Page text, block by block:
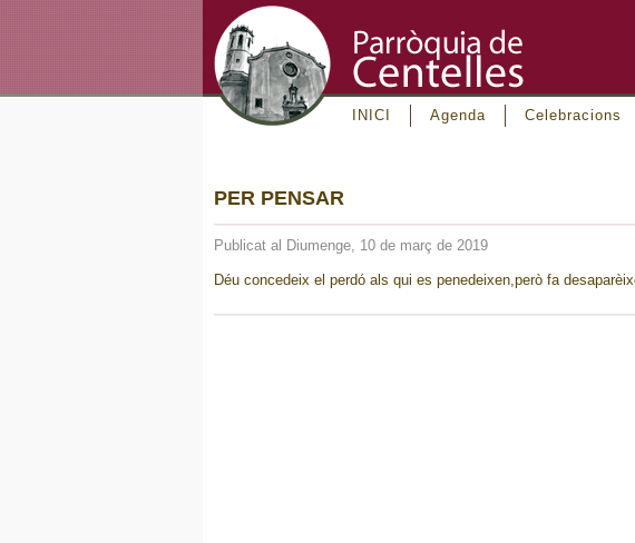
INICI Agenda Celebracions
PER PENSAR
Publicat al Diumenge, 10 de març de 2019
Déu concedeix el perdó als qui es penedeixen,però fa